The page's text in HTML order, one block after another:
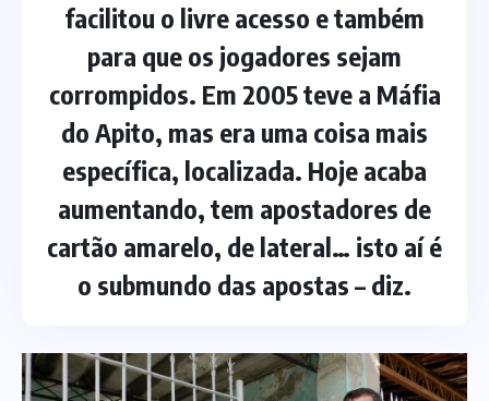
facilitou o livre acesso e também
para que os jogadores sejam
corrompidos. Em 2005 teve a Máfia
do Apito, mas era uma coisa mais
específica, localizada. Hoje acaba
aumentando, tem apostadores de
cartão amarelo, de lateral… isto aí é
o submundo das apostas – diz.